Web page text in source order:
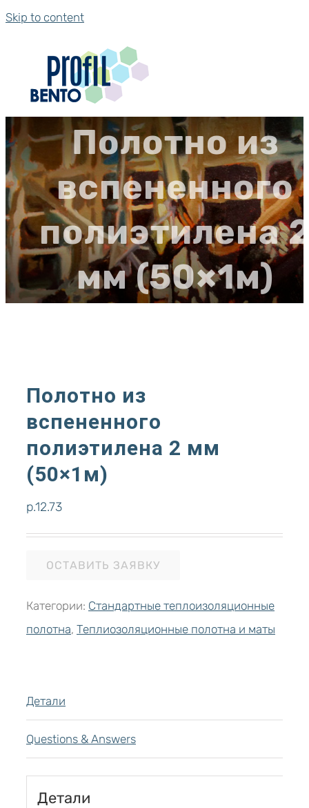
Skip to content
Полотно из
вспененного
полиэтилена
мм (50×1м)
Полотно из
вспененного
полиэтилена 2 мм
(50×1м)
р.12.73
ОСТАВИТЬ ЗАЯВКУ
Категории: Стандартные теплоизоляционные
полотна, Теплиозоляционные полотна и маты
Детали
Questions & Answers
Детали